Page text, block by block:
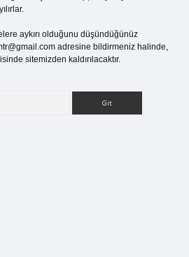
aykırı olduğunu düşündüğünüz
adresine bildirmeniz halinde,
sitemizden kaldırılacaktır.